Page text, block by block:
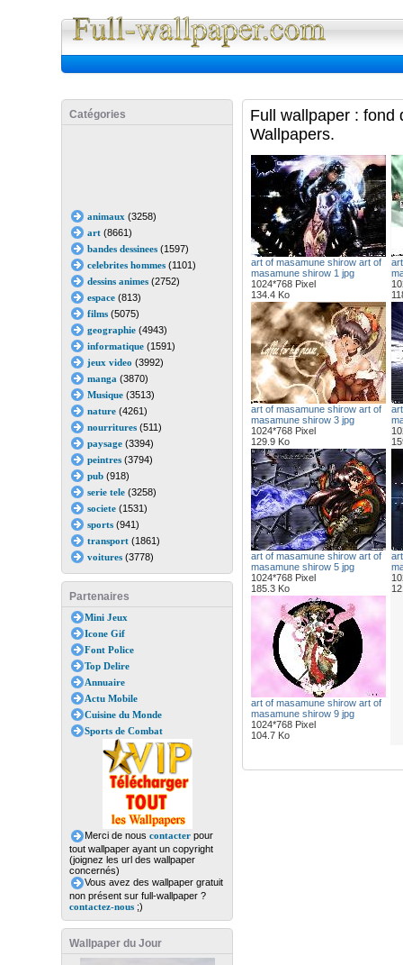
Catégories
animaux (3258)
art(8661)
bandes dessinees(1597)
celebrites hommes(1101)
dessins animes(2752)
espace(813)
films(5075)
geographie(4943)
informatique(1591)
jeux video (3992)
manga (3870)
Musique(3513)
nature(4261)
nourritures(511)
paysage(3394)
peintres(3794)
pub(918)
serie tele(3258)
societe(1531)
sports(941)
transport(1861)
voitures(3778)
Partenaires
Mini Jeux
Icone Gif
Font Police
Top Delire
Annuaire
Actu Mobile
Cuisine du Monde
Sports de Combat
Merci de nous contacterpour
tout wallpaper ayant un copyright
(joignez les url des wallpaper
concernés)
Vous avez des wallpaper gratuit
non présent sur full-wallpaper ?
contactez-nous;)
Wallpaper du Jour
Full wallpaper : fond
Wallpapers.
art of masamune shirow art of
masamune shirow 1 jpg
1024*768 Pixel
134.4 Ko
art of masamune shirow art of
masamune shirow 3 jpg
1024*768 Pixel
129.9 Ko
art of masamune shirow art of
masamune shirow 5 jpg
1024*768 Pixel
185.3 Ko
art of masamune shirow art of
masamune shirow 9 jpg
1024*768 Pixel
104.7 Ko